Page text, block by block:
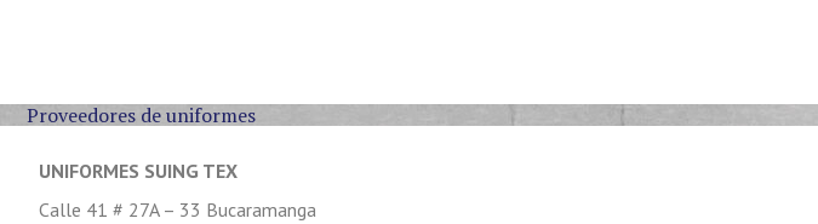
Proveedores de uniformes
UNIFORMES SUING TEX
Calle 41 # 27A – 33 Bucaramanga